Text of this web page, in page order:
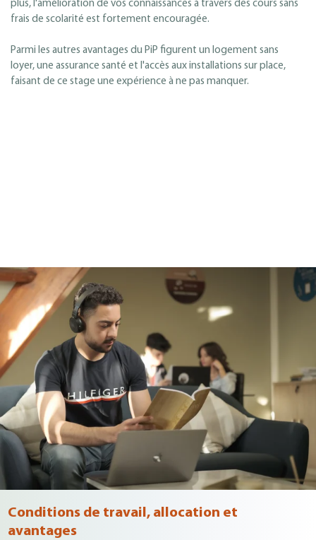
plus, l'amélioration de vos connaissances à travers des cours sans
frais de scolarité est fortement encouragée.
Parmi les autres avantages du PiP figurent un logement sans
loyer, une assurance santé et l'accès aux installations sur place,
faisant de ce stage une expérience à ne pas manquer.
Conditions de travail, allocation et
avantages